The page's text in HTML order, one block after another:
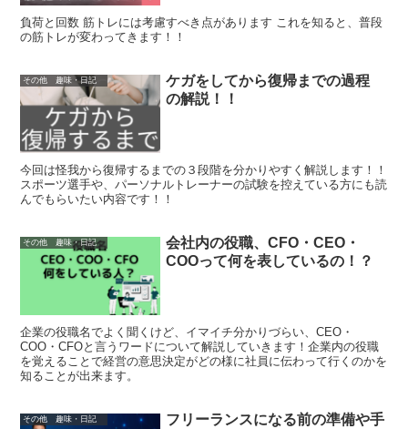
負荷と回数 筋トレには考慮すべき点があります これを知ると、普段
の筋トレが変わってきます！！
その他 趣味・日記
ケガをしてから復帰までの過程
の解説！！
今回は怪我から復帰するまでの３段階を分かりやすく解説します！！
スポーツ選手や、パーソナルトレーナーの試験を控えている方にも読
んでもらいたい内容です！！
その他 趣味・日記
会社内の役職、CFO・CEO・
COOって何を表しているの！？
企業の役職名でよく聞くけど、イマイチ分かりづらい、CEO・
COO・CFOと言うワードについて解説していきます！企業内の役職
を覚えることで経営の意思決定がどの様に社員に伝わって行くのかを
知ることが出来ます。
その他 趣味・日記
フリーランスになる前の準備や手